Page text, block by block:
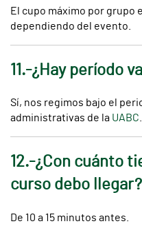
El cupo máximo por grupo
dependiendo del evento.
11.-¿Hay período
Sí, nos regimos bajo el
administrativas de la UABC.
12.-¿Con cuánto
curso debo llegar?
De 10 a 15 minutos antes.